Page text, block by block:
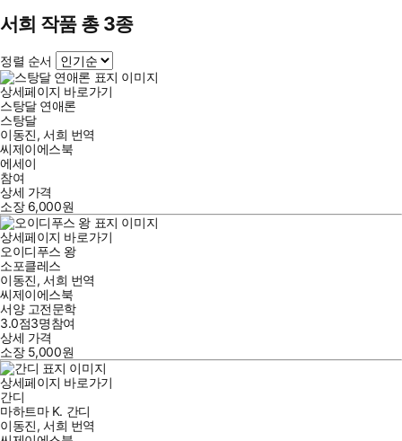
서희 작품 총 3종
정렬 순서
상세페이지 바로가기
스탕달 연애론
스탕달
이동진, 서희 번역
씨제이에스북
에세이
참여
상세 가격
소장 6,000원
상세페이지 바로가기
오이디푸스 왕
소포클레스
이동진, 서희 번역
씨제이에스북
서양 고전문학
3.0점3명참여
상세 가격
소장 5,000원
상세페이지 바로가기
간디
마하트마 K. 간디
이동진, 서희 번역